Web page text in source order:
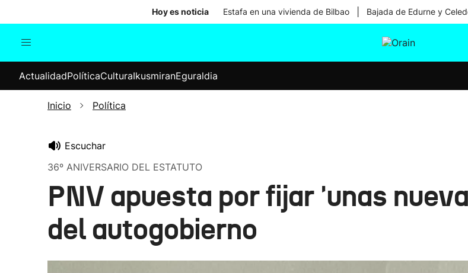
Hoy es noticia Estafa en una vivienda de Bilbao Bajada de Edurne y
Internacional
Elecciones
ActualidadPolíticaCulturaIkusmiranEguraldia
Inicio Política
Escuchar
36º ANIVERSARIO DEL ESTATUTO
PNV apuesta por fijar 'unas
del autogobierno